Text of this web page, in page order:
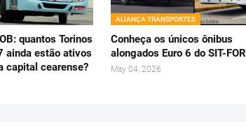
quantos Torinos
ainda estão ativos
capital cearense?
ALIANÇA TRANSPORTES
Conheça os únicos ônibus
alongados Euro 6 do SIT-FOR
May 04, 2026